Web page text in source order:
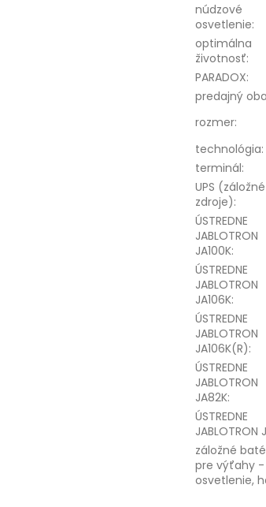
núdzové
osvetlenie:
optimálna
životnosť:
PARADOX:
predajný
rozmer:
technológia:
terminál:
UPS (záložné
zdroje):
ÚSTREDNE
JABLOTRON
JA100K:
ÚSTREDNE
JABLOTRON
JA106K:
ÚSTREDNE
JABLOTRON
JA106K(R):
ÚSTREDNE
JABLOTRON
JA82K:
ÚSTREDNE
JABLOTRON
záložné
pre výťahy -
osvetlenie,